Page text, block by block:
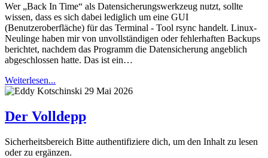
Wer „Back In Time“ als Datensicherungswerkzeug nutzt, sollte
wissen, dass es sich dabei lediglich um eine GUI
(Benutzeroberfläche) für das Terminal - Tool rsync handelt. Linux-
Neulinge haben mir von unvollständigen oder fehlerhaften Backups
berichtet, nachdem das Programm die Datensicherung angeblich
abgeschlossen hatte. Das ist ein…
Weiterlesen...
29 Mai 2026
Der Volldepp
Sicherheitsbereich Bitte authentifiziere dich, um den Inhalt zu lesen
oder zu ergänzen.